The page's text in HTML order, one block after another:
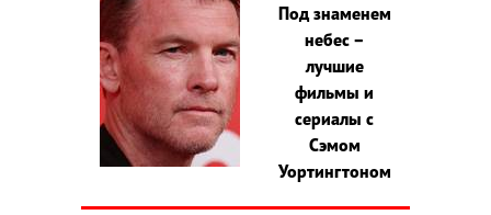
Под знаменем
небес –
лучшие
фильмы и
сериалы с
Сэмом
Уортингтоном